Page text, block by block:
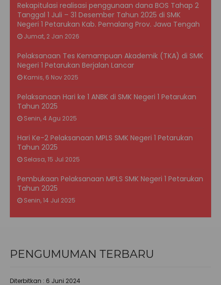
Rekapitulasi realisasi penggunaan dana BOS Tahap 2
Tanggal 1 Juli – 31 Desember Tahun 2025 di SMK
Negeri 1 Petarukan Kab. Pemalang Prov. Jawa Tengah
Jumat, 2 Jan 2026
Pelaksanaan Tes Kemampuan Akademik (TKA) di SMK
Negeri 1 Petarukan Berjalan Lancar
Kamis, 6 Nov 2025
Pelaksanaan Hari ke 1 ANBK di SMK Negeri 1 Petarukan
Tahun 2025
Senin, 4 Agu 2025
Hari Ke-2 Pelaksanaan MPLS SMK Negeri 1 Petarukan
Tahun 2025
Selasa, 15 Jul 2025
Pembukaan Pelaksanaan MPLS SMK Negeri 1 Petarukan
Tahun 2025
Senin, 14 Jul 2025
PENGUMUMAN TERBARU
Diterbitkan : 6 Juni 2024